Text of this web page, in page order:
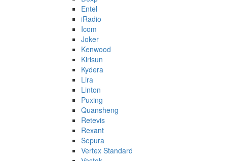
Entel
iRadio
Icom
Joker
Kenwood
Kirisun
Kydera
Lira
Linton
Puxing
Quansheng
Retevis
Rexant
Sepura
Vertex Standard